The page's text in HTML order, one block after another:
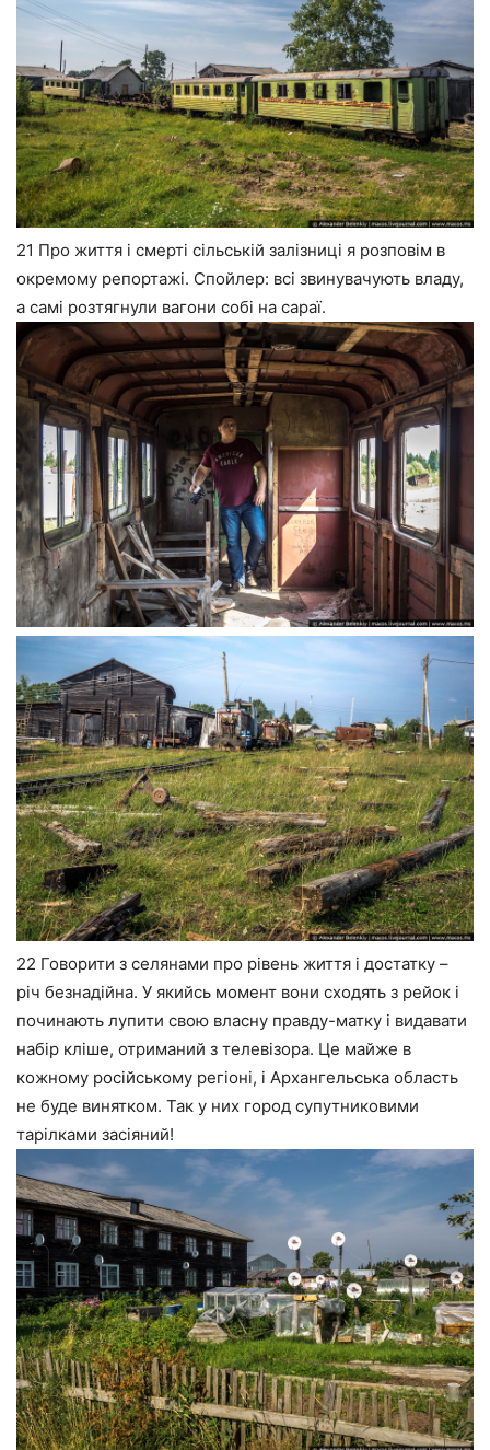
21 Про життя і смерті сільській залізниці я розповім в
окремому репортажі. Спойлер: всі звинувачують владу,
а самі розтягнули вагони собі на сараї.
22 Говорити з селянами про рівень життя і достатку –
річ безнадійна. У якийсь момент вони сходять з рейок і
починають лупити свою власну правду-матку і видавати
набір кліше, отриманий з телевізора. Це майже в
кожному російському регіоні, і Архангельська область
не буде винятком. Так у них город супутниковими
тарілками засіяний!